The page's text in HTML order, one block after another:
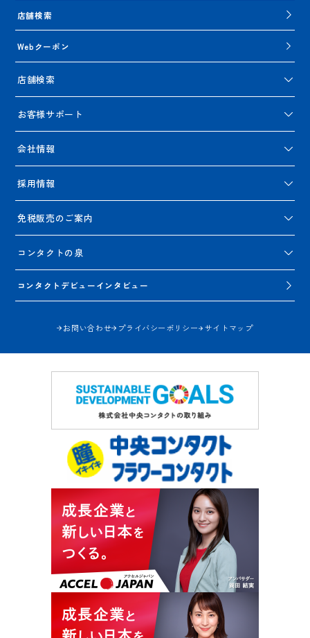
店舗検索
Webクーポン
店舗検索
お客様サポート
会社情報
採用情報
免税販売のご案内
コンタクトの泉
コンタクトデビューインタビュー
お問い合わせ プライバシーポリシー サイトマップ